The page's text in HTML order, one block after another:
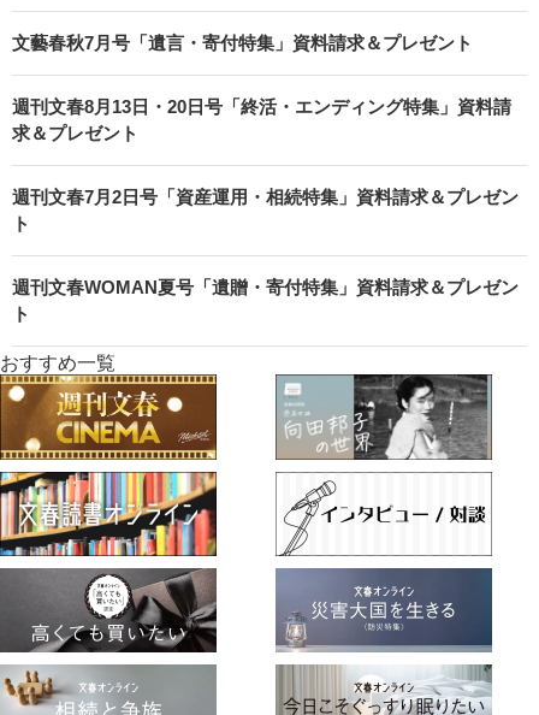
文藝春秋7月号「遺言・寄付特集」資料請求＆プレゼント
週刊文春8月13日・20日号「終活・エンディング特集」資料請
求＆プレゼント
週刊文春7月2日号「資産運用・相続特集」資料請求＆プレゼン
ト
週刊文春WOMAN夏号「遺贈・寄付特集」資料請求＆プレゼン
ト
おすすめ一覧